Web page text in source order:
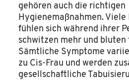
gehören auch die richtigen
Hygienemaßnahmen.
fühlen sich während ihrer
schwitzen mehr und
Sämtliche Symptome
zu Cis-Frau und werden
gesellschaftliche